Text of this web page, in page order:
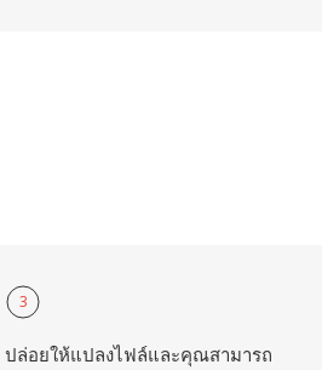
3
ปล่อยให้แปลงไฟล์และคุณสามารถ